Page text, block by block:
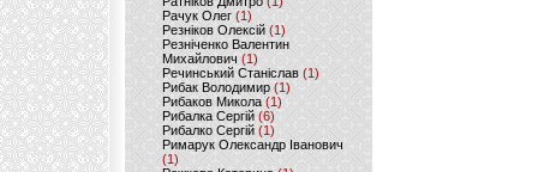
Рачук Олег (1)
Резніков Олексій(1)
Резніченко Валентин
Михайлович (1)
Речинський Станіслав (1)
Рибак Володимир(1)
Рибаков Микола(1)
Рибалка Сергій (6)
Рибалко Сергій (1)
Римарук Олександр Іванович
(1)